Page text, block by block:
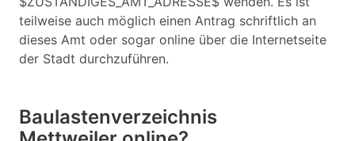
teilweise auch möglich einen Antrag schriftlich an
dieses Amt oder sogar online über die Internetseite
der Stadt durchzuführen.
Baulastenverzeichnis